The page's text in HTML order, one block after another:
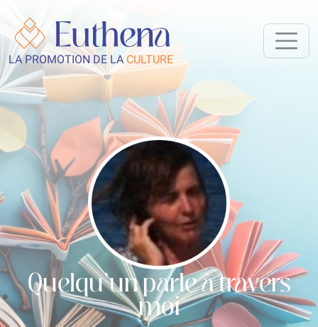
LA PROMOTION DE LA CULTURE
Quelqu’un parle à travers
moi